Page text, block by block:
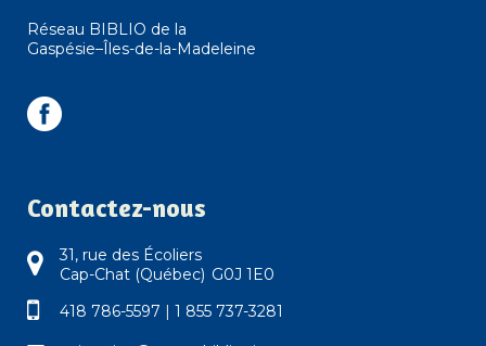
Réseau BIBLIO de la
Gaspésie–Îles-de-la-Madeleine
Contactez-nous
31, rue des Écoliers
Cap-Chat (Québec) G0J 1E0
418 786-5597 | 1 855 737-3281